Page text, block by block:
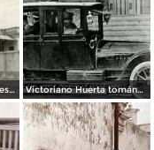
Casa del Sr. Abaunza, desctruida por el bombardeo estadounidense en la invasión de 1914 Victoriano Huerta tomándose una copa de despedida